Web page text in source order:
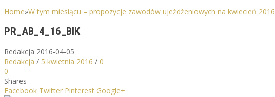
Home»W tym miesiącu – propozycje zawodów ujeżdżeniowych na kwiecień 2016
PR_AB_4_16_BIK
Redakcja 2016-04-05
Redakcja / 5 kwietnia 2016 / 0
0
Shares
Facebook Twitter Pinterest Google+